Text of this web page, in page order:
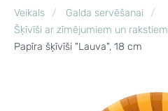
Veikals
Galda servēšanai
Šķīvīši ar zīmējumiem un rakstiem
Papīra šķīvīši "Lauva", 18 cm